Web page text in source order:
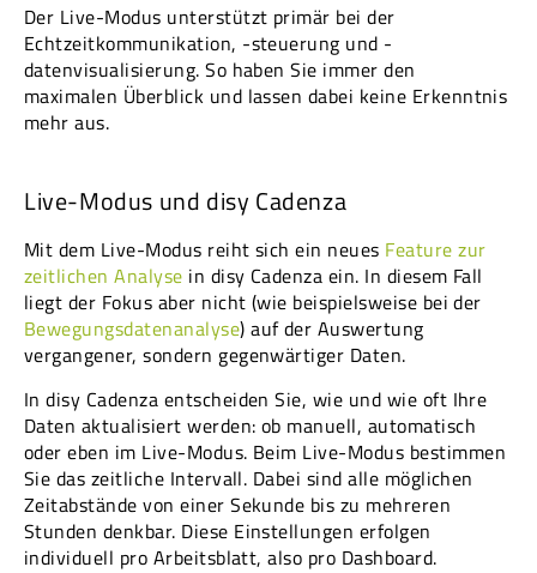
Der Live-Modus unterstützt primär bei der
Echtzeitkommunikation, -steuerung und -
datenvisualisierung. So haben Sie immer den
maximalen Überblick und lassen dabei keine Erkenntnis
mehr aus.
Live-Modus und disy Cadenza
Mit dem Live-Modus reiht sich ein neues Feature zur
zeitlichen Analyse in disy Cadenza ein. In diesem Fall
liegt der Fokus aber nicht (wie beispielsweise bei der
Bewegungsdatenanalyse) auf der Auswertung
vergangener, sondern gegenwärtiger Daten.
In disy Cadenza entscheiden Sie, wie und wie oft Ihre
Daten aktualisiert werden: ob manuell, automatisch
oder eben im Live-Modus. Beim Live-Modus bestimmen
Sie das zeitliche Intervall. Dabei sind alle möglichen
Zeitabstände von einer Sekunde bis zu mehreren
Stunden denkbar. Diese Einstellungen erfolgen
individuell pro Arbeitsblatt, also pro Dashboard.